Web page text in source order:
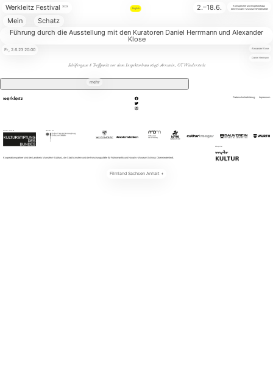
Werkleitz Festival2023
English 2.–18.6.
Kornspeicher und Inspektorhaus
beim Novalis-Museum Wiederstedt
Mein
Schatz
Führung durch die Ausstellung mit den Kuratoren Daniel Herrmann und Alexander
Klose
Fr, 2.6.23 20:00 Alexander Klose
Daniel Herrmann
Schäfergasse 8 Treffpunkt vor dem Inspektorhaus 06456 Arnstein, OT Wiederstedt
Media mehr
Datenschutzerklärung Impressum
Gefördert durch die Gefördert von
Kooperationspartner sind der Landkreis Mansfeld-Südharz, die Stadt Arnstein und die Forschungsstätte für Frühromantik und Novalis-Museum Schloss Oberwiederstedt.
Filmland Sachsen Anhalt +